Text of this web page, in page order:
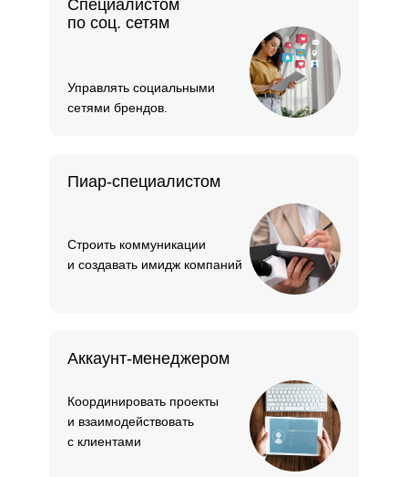
Специалистом
по соц. сетям
Управлять социальными
сетями брендов.
Координировать проекты
и взаимодействовать
с клиентами
Аккаунт-менеджером
Пиар-специалистом
Строить коммуникации
и создавать имидж компаний